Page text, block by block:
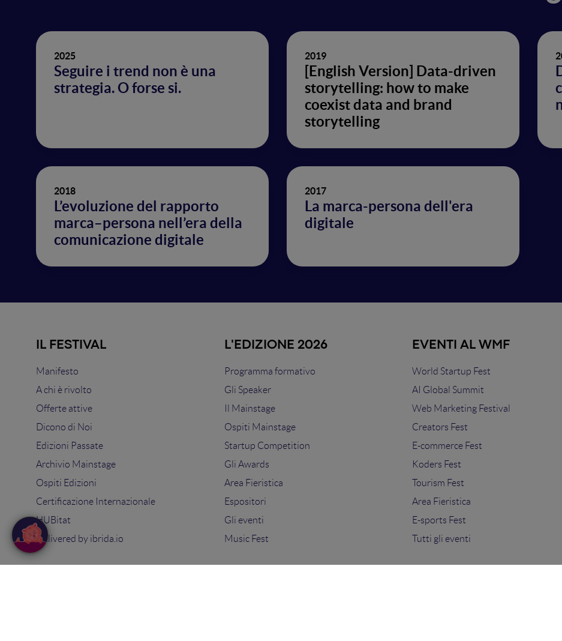
2025
Seguire i trend non è una
strategia. O forse si.
2019
[English Version] Data-driven
storytelling: how to make
coexist data and brand
storytelling
2018
L’evoluzione del rapporto
marca–persona nell’era della
comunicazione digitale
2017
La marca-persona dell'era
digitale
IL FESTIVAL
Manifesto
A chi è rivolto
Offerte attive
Dicono di Noi
Edizioni Passate
Archivio Mainstage
Ospiti Edizioni
Certificazione Internazionale
HUBitat
Delivered by ibrida.io
L'EDIZIONE 2026
Programma formativo
Gli Speaker
Il Mainstage
Ospiti Mainstage
Startup Competition
Gli Awards
Area Fieristica
Espositori
Gli eventi
Music Fest
EVENTI AL WMF
World Startup Fest
AI Global Summit
Web Marketing Festival
Creators Fest
E-commerce Fest
Koders Fest
Tourism Fest
Area Fieristica
E-sports Fest
Tutti gli eventi